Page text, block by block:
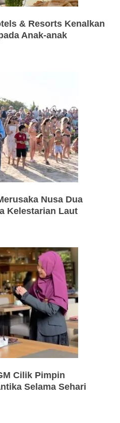
& Resorts Kenalkan
Anak-anak
Nusa Dua
Kelestarian Laut
Cilik Pimpin
Selama Sehari